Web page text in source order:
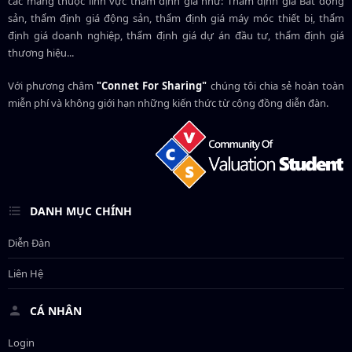
sản, thẩm định giá động sản, thẩm định giá máy móc thiết bị, thẩm
định giá doanh nghiệp, thẩm định giá dự án đầu tư, thẩm định giá
thương hiệu...
Với phương châm"Connet For Sharing" chúng tôi chia sẻ hoàn toàn
miễn phí và không giới hạn những kiến thức từ cộng đồng diễn đàn.
DANH MỤC CHÍNH
Diễn Đàn
Liên Hệ
CÁ NHÂN
Login